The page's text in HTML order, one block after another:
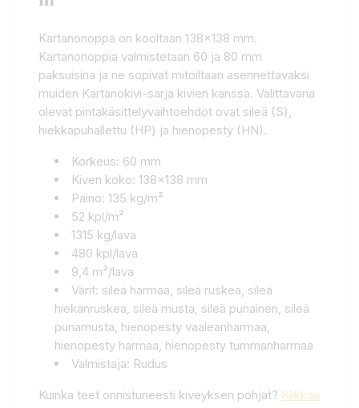
Kartanonoppa on kooltaan 138x138 mm.
Kartanonoppia valmistetaan 60 ja 80 mm
paksuisina ja ne sopivat mitoiltaan asennettavaksi
muiden Kartanokivi-sarja kivien kanssa. Valittavana
olevat pintakäsittelyvaihtoehdot ovat sileä (S),
hiekkapuhallettu (HP) ja hienopesty (HN).
Korkeus: 60 mm
Kiven koko: 138x138 mm
Paino: 135 kg/m²
52 kpl/m²
1315 kg/lava
480 kpl/lava
9,4 m²/lava
Värit: sileä harmaa, sileä ruskea, sileä
hiekanruskea, sileä musta, sileä punainen, sileä
punamusta, hienopesty vaaleanharmaa,
hienopesty harmaa, hienopesty tummanharmaa
Valmistaja: Rudus
Kuinka teet onnistuneesti kiveyksen pohjat? Klikkaa